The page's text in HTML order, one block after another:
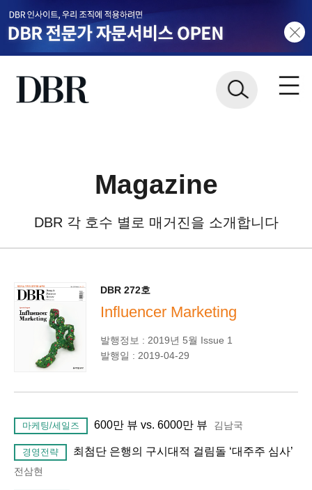
Magazine
DBR 각 호수 별로 매거진을 소개합니다
DBR 272호
Influencer Marketing
발행정보 : 2019년 5월 Issue 1
발행일 : 2019-04-29
마케팅/세일즈 600만 뷰 vs. 6000만 뷰 김남국
경영전략 최첨단 은행의 구시대적 걸림돌 ‘대주주 심사’
전삼현